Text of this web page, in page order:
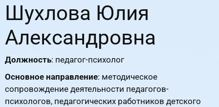
Шухлова Юлия
Александровна
Должность: педагог-психолог
Основное направление: методическое
сопровождение деятельности педагогов-
психологов, педагогических работников детского